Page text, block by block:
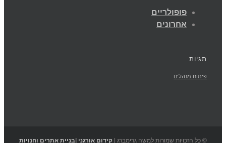
פופולריים
אחרונים
תגיות
פיתוח מנהלים
© כל הזכויות שמורות למשה גרימברג | קידום אורגני |בניית אתרים וחנויות